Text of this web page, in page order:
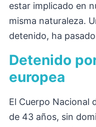
estar implicado en
misma naturaleza.
detenido, ha
Detenido
europea
El Cuerpo Nacional
de 43 años, sin